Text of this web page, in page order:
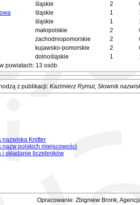
śląskie 2
śląskie 1
śląskie 1
małopolskie 2
zachodniopomorskie 2
kujawsko-pomorskie 2
dolnośląskie 1
powiatach: 13 osób.
z publikacji: Kazimierz Rymut, Słownik
nazwiska Knitter
nazw polskich miejscowości
i składanie liczebników
Opracowanie: Zbigniew Bronk,